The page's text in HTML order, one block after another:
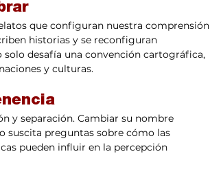
que configuran nuestra comprensión
historias y se reconfiguran
solo desafía una convención cartográfica,
y culturas.
y separación. Cambiar su nombre
suscita preguntas sobre cómo las
pueden influir en la percepción